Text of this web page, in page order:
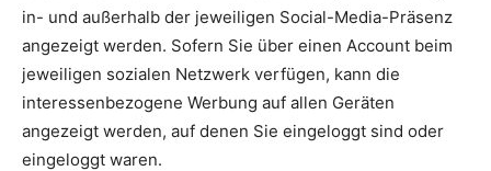
in- und außerhalb der jeweiligen Social-Media-Präsenz
angezeigt werden. Sofern Sie über einen Account beim
jeweiligen sozialen Netzwerk verfügen, kann die
interessenbezogene Werbung auf allen Geräten
angezeigt werden, auf denen Sie eingeloggt sind oder
eingeloggt waren.